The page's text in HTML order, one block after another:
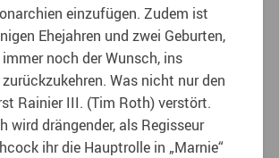
einzufügen. Zudem ist
Ehejahren und zwei Geburten,
noch der Wunsch, ins
Was nicht nur den
Rainier III. (Tim Roth) verstört.
wird drängender, als Regisseur
ihr die Hauptrolle in „Marnie“